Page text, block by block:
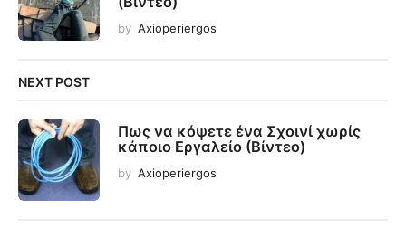
by Axioperiergos
NEXT POST
Πως να κόψετε ένα Σχοινί χωρίς
κάποιο Εργαλείο (Βίντεο)
by Axioperiergos